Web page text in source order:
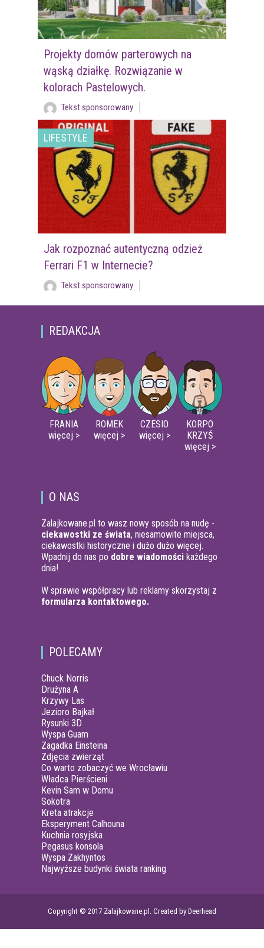
Projekty domów parterowych na
wąską działkę. Rozwiązanie w
kolorach Pastelowych.
Tekst sponsorowany
LIFESTYLE
Jak rozpoznać autentyczną odzież
Ferrari F1 w Internecie?
Tekst sponsorowany
REDAKCJA
FRANIA
więcej >
ROMEK
więcej >
CZESIO
więcej >
KORPO
KRZYŚ
więcej >
O NAS
Zalajkowane.pl to wasz nowy sposób na nudę -
ciekawostki ze świata, niesamowite miejsca,
ciekawostki historyczne i dużo dużo więcej.
Wpadnij do nas po dobre wiadomości każdego
dnia!
W sprawie współpracy lub reklamy skorzystaj z
formularza kontaktowego.
POLECAMY
Chuck Norris
Drużyna A
Krzywy Las
Jezioro Bajkał
Rysunki 3D
Wyspa Guam
Zagadka Einsteina
Zdjęcia zwierząt
Co warto zobaczyć we Wrocławiu
Władca Pierścieni
Kevin Sam w Domu
Sokotra
Kreta atrakcje
Eksperyment Calhouna
Kuchnia rosyjska
Pegasus konsola
Wyspa Zakhyntos
Najwyższe budynki świata ranking
Copyright © 2017 Zalajkowane.pl. Created by Deerhead